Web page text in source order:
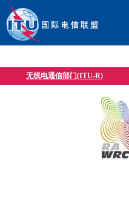
无线电通信部门(ITU-R)